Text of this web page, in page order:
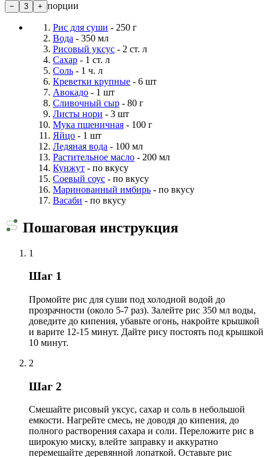
− 3 + порции
Рис для суши - 250 г
Вода - 350 мл
Рисовый уксус - 2 ст. л
Сахар - 1 ст. л
Соль - 1 ч. л
Креветки крупные - 6 шт
Авокадо - 1 шт
Сливочный сыр - 80 г
Листы нори - 3 шт
Мука пшеничная - 100 г
Яйцо - 1 шт
Ледяная вода - 100 мл
Растительное масло - 200 мл
Кунжут - по вкусу
Соевый соус - по вкусу
Маринованный имбирь - по вкусу
Васаби - по вкусу
Пошаговая инструкция
1
Шаг 1
Промойте рис для суши под холодной водой до
прозрачности (около 5-7 раз). Залейте рис 350 мл воды,
доведите до кипения, убавьте огонь, накройте крышкой
и варите 12-15 минут. Дайте рису постоять под крышкой
10 минут.
2
Шаг 2
Смешайте рисовый уксус, сахар и соль в небольшой
емкости. Нагрейте смесь, не доводя до кипения, до
полного растворения сахара и соли. Переложите рис в
широкую миску, влейте заправку и аккуратно
перемешайте деревянной лопаткой. Оставьте рис